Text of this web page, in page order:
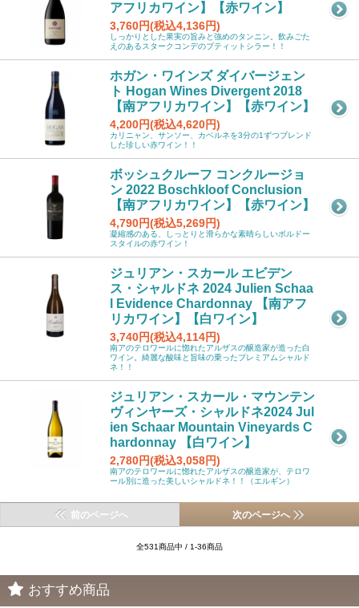
アフリカワイン】【赤ワイン】
3,760円(税込4,136円)
しっかりとした果実の旨みと強めのタンニン。飲みごた
えのあるスタークコンデのプティットシラー！！
ホガン・ワインズ ダイバージェン
ト Hogan Wines Divergent 2018
【南アフリカワイン】【赤ワイン】
4,200円(税込4,620円)
カリニャン、サンソー、カベルネを3分の1ずつブレンド
した珍しい赤ワイン！！
ボッシュクルーフ コンクルージョ
ン 2022 Boschkloof Conclusion
【南アフリカワイン】【赤ワイン】
4,790円(税込5,269円)
凝縮感のある、しっとりと滑らかな素晴らしいボルドー
スタイルの赤ワイン！
ジュリアン・スカール エビデン
ス・シャルドネ 2024 Julien Schaa
l Evidence Chardonnay 【南アフ
リカワイン】【白ワイン】
3,740円(税込4,114円)
南アのテロワールに惚れたアルザスの醸造家が造った白
ワイン。綺麗な酸味と旨味の乗ったプレミアムシャルド
ネ！！
ジュリアン・スカール・マウンテン
ヴィンヤーズ・シャルドネ2024 Jul
ien Schaar Mountain Vineyards C
hardonnay 【白ワイン】
2,780円(税込3,058円)
南アのテロワールに惚れたアルザスの醸造家が、テロワ
ール別に造った美しいシャルドネ！！（エルギン）
前のページへ 次のページへ
全531商品中 / 1-36商品
おすすめ商品